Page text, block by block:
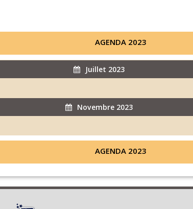
AGENDA 2023
Juillet 2023
Novembre 2023
AGENDA 2023